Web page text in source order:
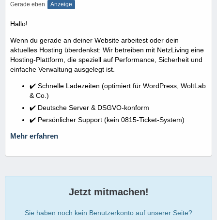
Gerade eben Anzeige
Hallo!
Wenn du gerade an deiner Website arbeitest oder dein
aktuelles Hosting überdenkst: Wir betreiben mit NetzLiving eine
Hosting-Plattform, die speziell auf Performance, Sicherheit und
einfache Verwaltung ausgelegt ist.
✔️ Schnelle Ladezeiten (optimiert für WordPress, WoltLab
& Co.)
✔️ Deutsche Server & DSGVO-konform
✔️ Persönlicher Support (kein 0815-Ticket-System)
Mehr erfahren
Jetzt mitmachen!
Sie haben noch kein Benutzerkonto auf unserer Seite?